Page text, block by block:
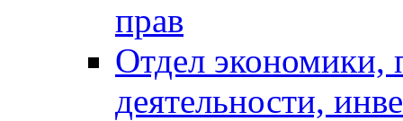
прав
Отдел экономики,
деятельности,